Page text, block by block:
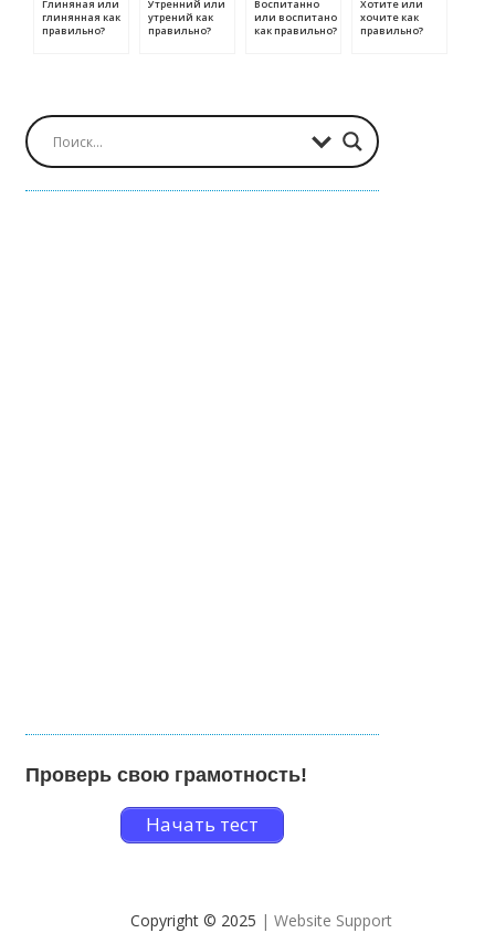
Глиняная или
глинянная как
правильно?
Утренний или
утрений как
правильно?
Воспитанно
или воспитано
как правильно?
Хотите или
хочите как
правильно?
Проверь свою грамотность!
Начать тест
Copyright © 2025 | Website Support